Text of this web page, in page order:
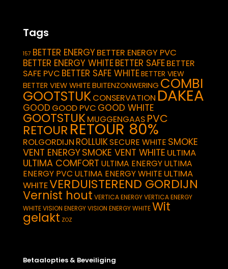
Tags
157 BETTER ENERGYBETTER ENERGY PVC
BETTER ENERGY WHITEBETTER SAFEBETTER
SAFE PVC BETTER SAFE WHITEBETTER VIEW
BETTER VIEW WHITEBUITENZONWERING COMBI
GOOTSTUKCONSERVATION DAKEA
GOOD GOOD PVC GOOD WHITE
GOOTSTUKMUGGENGAAS PVC
RETOUR RETOUR 80%
ROLGORDIJN ROLLUIKSECURE WHITE SMOKE
VENT ENERGYSMOKE VENT WHITE ULTIMA
ULTIMA COMFORT ULTIMA ENERGYULTIMA
ENERGY PVC ULTIMA ENERGY WHITE ULTIMA
WHITEVERDUISTEREND GORDIJN
Vernist hout VERTICA ENERGYVERTICA ENERGY
WHITEVISION ENERGYVISION ENERGY WHITEWit
gelakt ZOZ
Betaalopties & Beveiliging